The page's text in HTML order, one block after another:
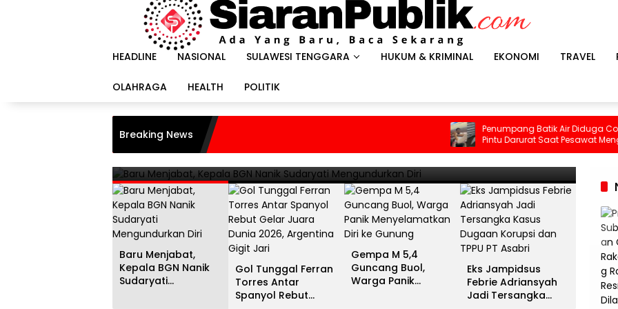
HEADLINE NASIONAL SULAWESI TENGGARA HUKUM & KRIMINAL EKONOMI TRAVEL
OLAHRAGA HEALTH POLITIK
Breaking News
Penumpang Batik Air Diduga Coba Buka
Pintu Darurat Saat Pesawat Mengudara,
Kepanikan Pecah di Dalam Kabin
HEADLINE
Gol Tunggal Ferran Torres Antar Spanyol Rebut Gelar
Juara Dunia 2026, Argentina Gigit Jari
Baru Menjabat,
Kepala BGN Nanik
Sudaryati
Gol Tunggal Ferran
Torres Antar
Spanyol Rebut
Gempa M 5,4
Guncang Buol,
Warga Panik
Eks Jampidsus
Febrie Adriansyah
Jadi Tersangka